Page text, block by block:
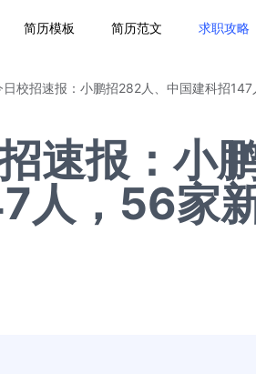
简历模板 简历范文 求职攻略
日校招速报：小鹏招282人、中国建科招
速报：小
人，56家